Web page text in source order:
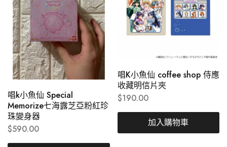
唱k小魚仙 Special
Memorize七海露芝亞粉紅珍
珠變身器
$590.00
唱K小魚仙 coffee shop 侍應
收藏明信片夾
$190.00
加入購物車